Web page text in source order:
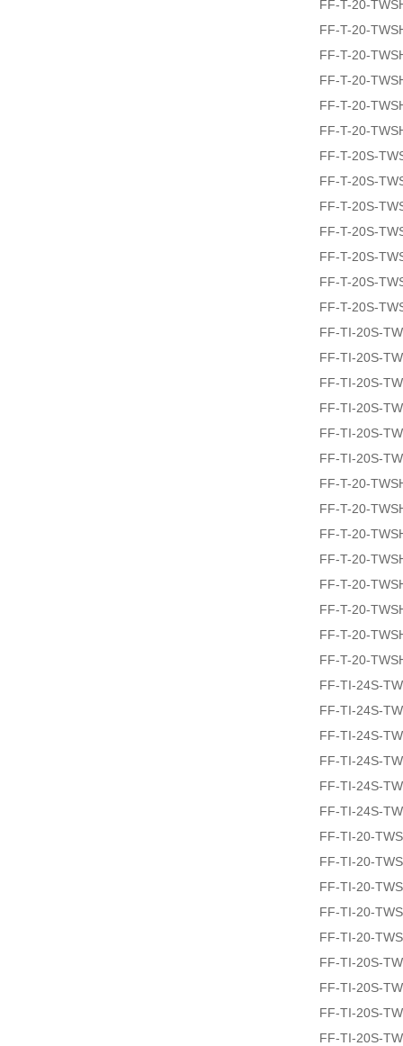
FF-T-20-
FF-T-20-
FF-T-20-
FF-T-20-
FF-T-20-
FF-T-20-
FF-T-20S-
FF-T-20S-
FF-T-20S-
FF-T-20S-
FF-T-20S-
FF-T-20S-
FF-T-20S-
FF-TI-20S-
FF-TI-20S-
FF-TI-20S-
FF-TI-20S-
FF-TI-20S-
FF-TI-20S-
FF-T-20-
FF-T-20-
FF-T-20-
FF-T-20-
FF-T-20-
FF-T-20-
FF-T-20-
FF-T-20-
FF-TI-24S-
FF-TI-24S-
FF-TI-24S-
FF-TI-24S-
FF-TI-24S-
FF-TI-24S-
FF-TI-20-
FF-TI-20-
FF-TI-20-
FF-TI-20-
FF-TI-20-
FF-TI-20S-
FF-TI-20S-
FF-TI-20S-
FF-TI-20S-